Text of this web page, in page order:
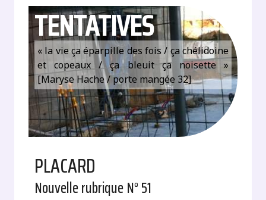
TENTATIVES
« la vie ça éparpille des fois / ça chélidoine
et copeaux / ça bleuit ça noisette »
[Maryse Hache / porte mangée 32]
PLACARD
Nouvelle rubrique N° 51